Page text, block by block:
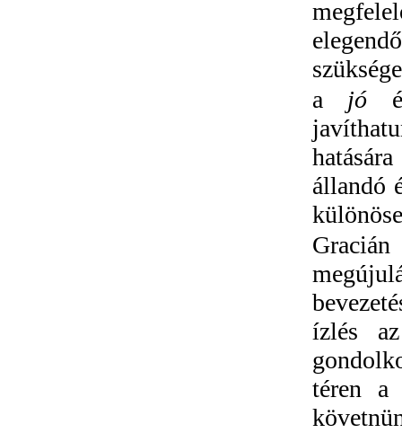
a jó
állandó
ízlés
téren a